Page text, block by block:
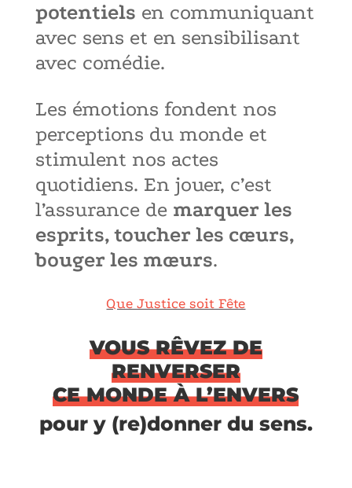
potentiels en communiquant
avec sens et en sensibilisant
avec comédie.
Les émotions fondent nos
perceptions du monde et
stimulent nos actes
quotidiens. En jouer, c’est
l’assurance de marquer les
esprits, toucher les cœurs,
bouger les mœurs.
Que Justice soit Fête
VOUS RÊVEZ DE
RENVERSER
CE MONDE À L’ENVERS
pour y (re)donner du sens.